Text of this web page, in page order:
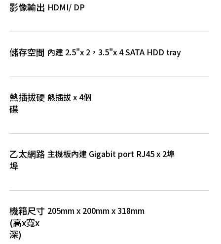
影像輸出 HDMI/ DP
儲存空間 內建 2.5"x 2，3.5"x 4 SATA HDD tray
熱插拔硬
碟
熱插拔 x 4個
乙太網路
埠
主機板內建 Gigabit port RJ45 x 2埠
機箱尺寸
(高x寬x
深)
205mm x 200mm x 318mm